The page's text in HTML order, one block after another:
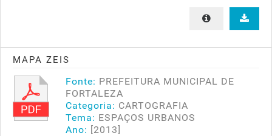
MAPA ZEIS
Fonte: PREFEITURA MUNICIPAL DE
FORTALEZA
Categoria: CARTOGRAFIA
Tema: ESPAÇOS URBANOS
Ano: [2013]